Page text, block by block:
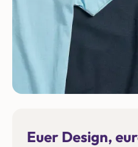
Euer Design,